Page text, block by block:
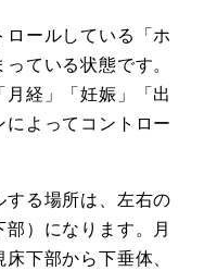
ールしている「ホ
ている状態です。
経」「妊娠」「出
よってコントロー
る場所は、左右の
）になります。月
下部から下垂体、